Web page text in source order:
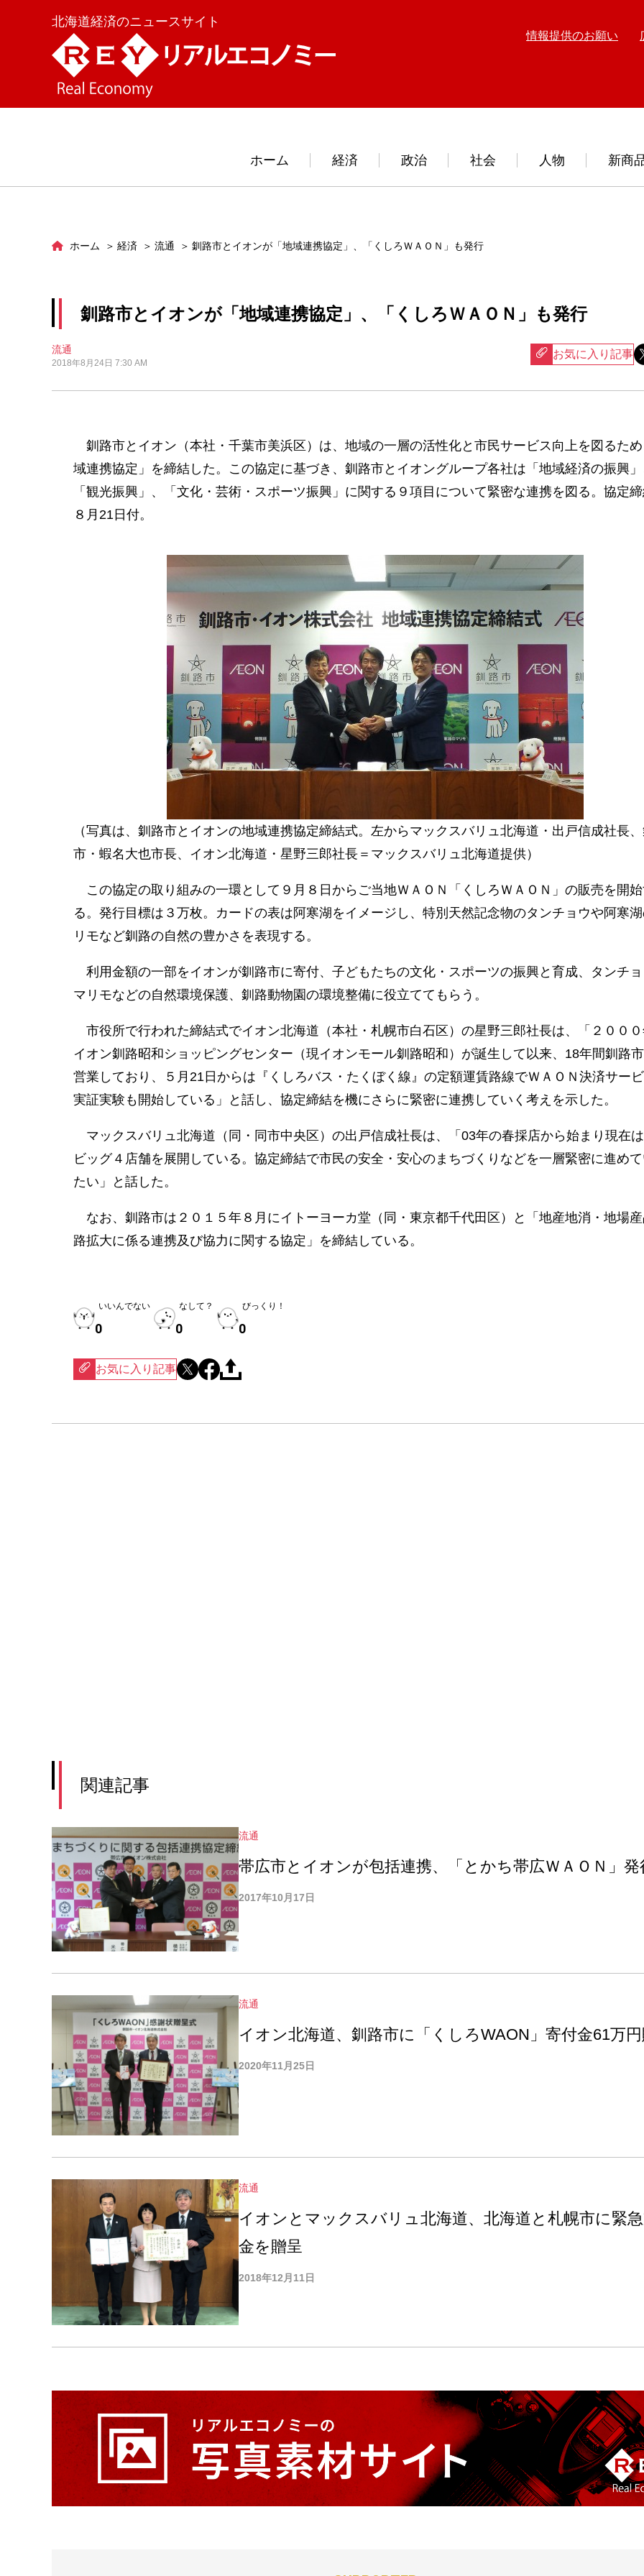
北海道経済のニュースサイト
情報提供のお願い
ホーム 経済 政治 社会 人物 新商
ホーム 経済 流通 釧路市とイオンが「地域連携協定」、「くしろＷＡＯＮ」も発行
釧路市とイオンが「地域連携協定」、「くしろＷＡＯＮ」も発行
流通
2018年8月24日 7:30 AM
お気に入り記事
釧路市とイオン（本社・千葉市美浜区）は、地域の一層の活性化と市民サービス向上を図るた
域連携協定」を締結した。この協定に基づき、釧路市とイオングループ各社は「地域経済の振興
「観光振興」、「文化・芸術・スポーツ振興」に関する９項目について緊密な連携を図る。協定
８月21日付。
（写真は、釧路市とイオンの地域連携協定締結式。左からマックスバリュ北海道・出戸信成社長
市・蝦名大也市長、イオン北海道・星野三郎社長＝マックスバリュ北海道提供）
この協定の取り組みの一環として９月８日からご当地ＷＡＯＮ「くしろＷＡＯＮ」の販売を開
る。発行目標は３万枚。カードの表は阿寒湖をイメージし、特別天然記念物のタンチョウや阿寒
リモなど釧路の自然の豊かさを表現する。
利用金額の一部をイオンが釧路市に寄付、子どもたちの文化・スポーツの振興と育成、タンチ
マリモなどの自然環境保護、釧路動物園の環境整備に役立ててもらう。
市役所で行われた締結式でイオン北海道（本社・札幌市白石区）の星野三郎社長は、「２００
イオン釧路昭和ショッピングセンター（現イオンモール釧路昭和）が誕生して以来、18年間釧路
営業しており、５月21日からは『くしろバス・たくぼく線』の定額運賃路線でＷＡＯＮ決済サー
実証実験も開始している」と話し、協定締結を機にさらに緊密に連携していく考えを示した。
マックスバリュ北海道（同・同市中央区）の出戸信成社長は、「03年の春採店から始まり現在
ビッグ４店舗を展開している。協定締結で市民の安全・安心のまちづくりなどを一層緊密に進め
たい」と話した。
なお、釧路市は２０１５年８月にイトーヨーカ堂（同・東京都千代田区）と「地産地消・地場
路拡大に係る連携及び協力に関する協定」を締結している。
いいんでない
0
なして？
0
びっくり！
0
お気に入り記事
関連記事
流通
帯広市とイオンが包括連携、「とかち帯広ＷＡＯＮ」発
2017年10月17日
流通
イオン北海道、釧路市に「くしろWAON」寄付金61万
2020年11月25日
流通
イオンとマックスバリュ北海道、北海道と札幌市に緊
金を贈呈
2018年12月11日